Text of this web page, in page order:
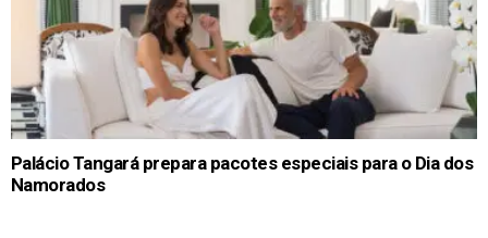
Palácio Tangará prepara pacotes especiais para o Dia dos
Namorados